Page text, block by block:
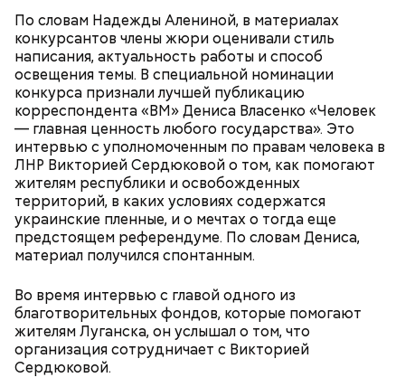
По словам Надежды Алениной, в материалах
конкурсантов члены жюри оценивали стиль
написания, актуальность работы и способ
освещения темы. В специальной номинации
конкурса признали лучшей публикацию
корреспондента «ВМ» Дениса Власенко «Человек
— главная ценность любого государства». Это
интервью с уполномоченным по правам человека в
ЛНР Викторией Сердюковой о том, как помогают
жителям республики и освобожденных
территорий, в каких условиях содержатся
украинские пленные, и о мечтах о тогда еще
предстоящем референдуме. По словам Дениса,
материал получился спонтанным.
Во время интервью с главой одного из
благотворительных фондов, которые помогают
жителям Луганска, он услышал о том, что
организация сотрудничает с Викторией
Сердюковой.
Вернет молодость и снизит
воспаление: диетолог Писарева
рассказала о пользе черники
жареном, вареном, тушеном, сушеном и соленом.
Однако с точки зрения пользы лучше отдать
предпочтение маринованным, соленым и тушеным
вариациям, — посоветовал эндокринолог.
сморчок вонючий или веселка вонючая. Мутинус
Равенеля завезли в Евразию из Северной Америки,
и в последние годы он стал все чаще встречаться в
средней полосе России.Не опасен ли он и можно
ли собиратьобычные грибы, которые растут
рядом, «Вечерней Москве» рассказал эксперт по
грибам Дмитрий Тихомиров.
— Заранее предсказать, как объект себя поведет,
невозможно. Если допустить резкое движение,
поток воздуха может увлечь шар за человеком, и
тот будет следовать за ним до тех пор, пока не
угаснет, — объяснил Бычков. — Но чаще всего они
не взрываются. Это редкий случай. Обычно энергия
у них кончается и они затухают.